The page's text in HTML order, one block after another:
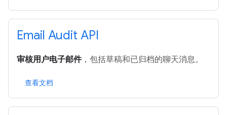
Email Audit API
审核用户电子邮件，包括草稿和已归档的聊天消息。
查看文档